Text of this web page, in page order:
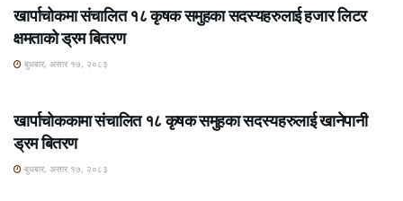
खार्पाचोकमा संचालित १८ कृषक समुहका सदस्यहरुलाई हजार लिटर
क्षमताको ड्रम बितरण
बुधबार, असार १७, २०८३
खार्पाचोककामा संचालित १८ कृषक समुहका सदस्यहरुलाई खानेपानी
ड्रम बितरण
बुधबार, असार १७, २०८३